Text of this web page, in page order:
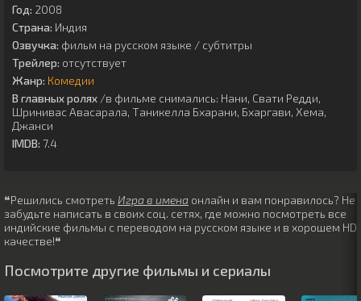
Год: 2008
Страна: Индия
Озвучка: фильм на русском языке / субтитры
Трейлер: отсутствует
Жанр: Комедии
В главных ролях /в фильме снимались: Нани, Свати Редди,
Шринивас Авасарала, Таникелла Бхарани, Бхаргави, Хема,
Джанси
IMDB: 7.4
❝Решились смотреть Игра в имена онлайн и вам понравилось? Не
забудьте написать в своих соц. сетях, где можно посмотреть все
индийские фильмы с переводом на русском языке и в хорошем HD
качестве!❝
Посмотрите другие фильмы и сериалы